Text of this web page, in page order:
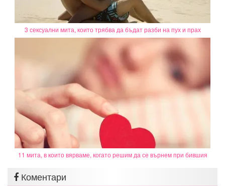
3 сексуални мита, които трябва да бъдат разби на пух и прах
11 мита, в които вярваме, когато решим да се върнем при бившия
Коментари